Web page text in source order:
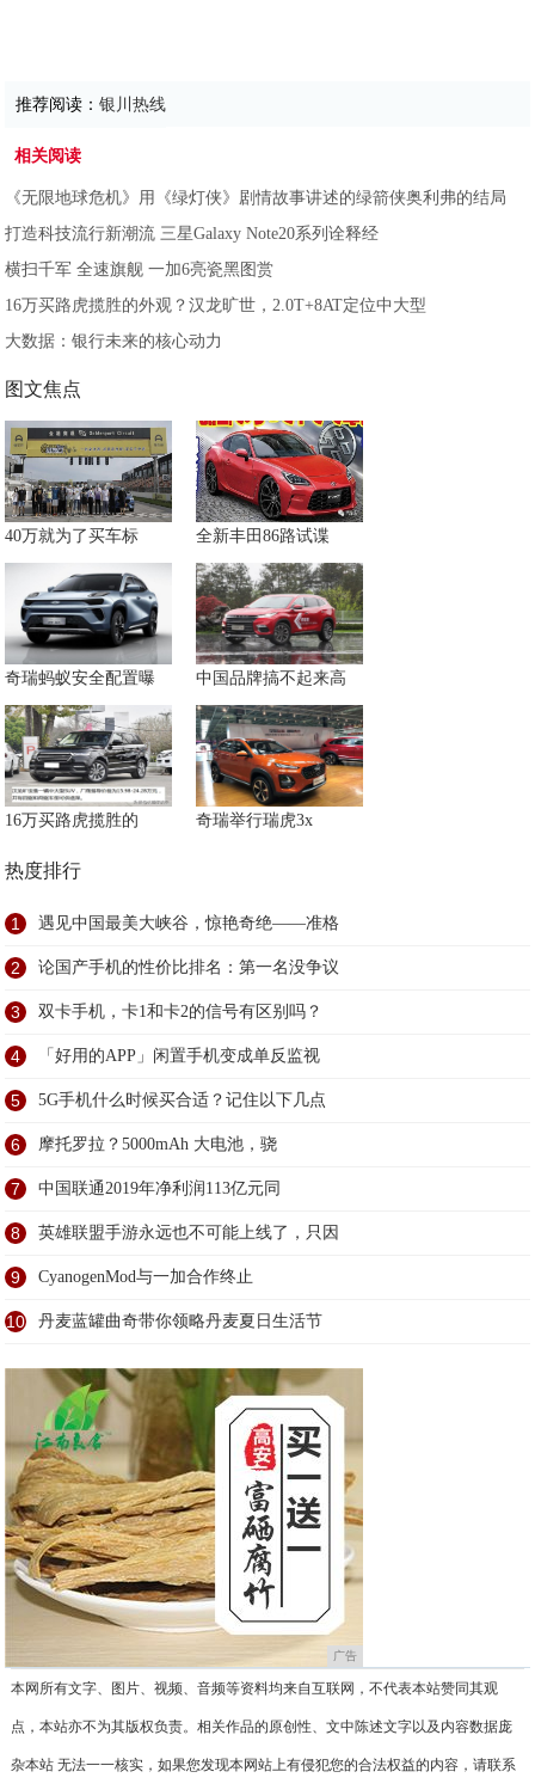
推荐阅读：银川热线
相关阅读
《无限地球危机》用《绿灯侠》剧情故事讲述的绿箭侠奥利弗的结局
打造科技流行新潮流 三星Galaxy Note20系列诠释经
横扫千军 全速旗舰 一加6亮瓷黑图赏
16万买路虎揽胜的外观？汉龙旷世，2.0T+8AT定位中大型
大数据：银行未来的核心动力
图文焦点
40万就为了买车标 全新丰田86路试谍
奇瑞蚂蚁安全配置曝 中国品牌搞不起来高
16万买路虎揽胜的 奇瑞举行瑞虎3x
热度排行
1 遇见中国最美大峡谷，惊艳奇绝——准格
2 论国产手机的性价比排名：第一名没争议
3 双卡手机，卡1和卡2的信号有区别吗？
4 「好用的APP」闲置手机变成单反监视
5 5G手机什么时候买合适？记住以下几点
6 摩托罗拉？5000mAh 大电池，骁
7 中国联通2019年净利润113亿元同
8 英雄联盟手游永远也不可能上线了，只因
9 CyanogenMod与一加合作终止
10 丹麦蓝罐曲奇带你领略丹麦夏日生活节
广告
本网所有文字、图片、视频、音频等资料均来自互联网，不代表本站赞同其观
点，本站亦不为其版权负责。相关作品的原创性、文中陈述文字以及内容数据庞
杂本站 无法一一核实，如果您发现本网站上有侵犯您的合法权益的内容，请联系